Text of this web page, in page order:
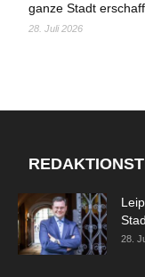
ganze Stadt
28. Juli 2026
28.